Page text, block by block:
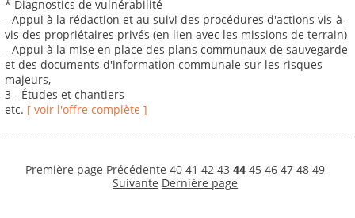
* Diagnostics de vulnérabilité
- Appui à la rédaction et au suivi des procédures d'actions vis-à-
vis des propriétaires privés (en lien avec les missions de terrain)
- Appui à la mise en place des plans communaux de sauvegarde
et des documents d'information communale sur les risques
majeurs,
3 - Études et chantiers
etc. [ voir l'offre complète ]
Première page Précédente 40 41 42 43 44 45 46 47 48 49
Suivante Dernière page